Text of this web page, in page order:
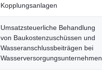
Kopplungsanlagen
Umsatzsteuerliche Behandlung
von Baukostenzuschüssen und
Wasseranschlussbeiträgen bei
Wasserversorgungsunternehmen